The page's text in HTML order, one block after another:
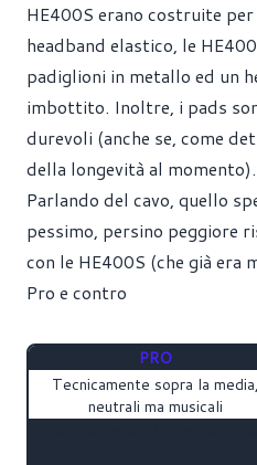
HE400S erano costruite
headband elastico, le
padiglioni in metallo ed un
imbottito. Inoltre, i pads
durevoli (anche se, come
della longevità al momento).
Parlando del cavo, quello
pessimo, persino peggiore
con le HE400S (che già era
Pro e contro
PRO
Tecnicamente sopra la media,
neutrali ma musicali